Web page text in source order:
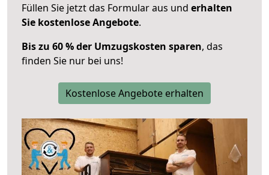
Füllen Sie jetzt das Formular aus und erhalten
Sie kostenlose Angebote.
Bis zu 60 % der Umzugskosten sparen, das
finden Sie nur bei uns!
Kostenlose Angebote erhalten